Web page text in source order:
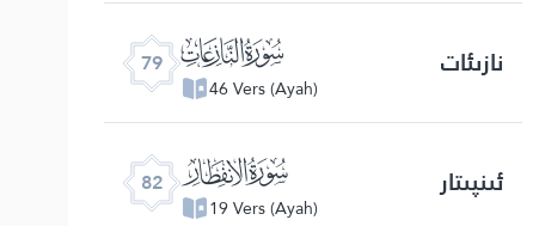
79 ﯼ
46 Vers (Ayah)
نازىئات
82 ﯿ
19 Vers (Ayah)
ئىنپىتار